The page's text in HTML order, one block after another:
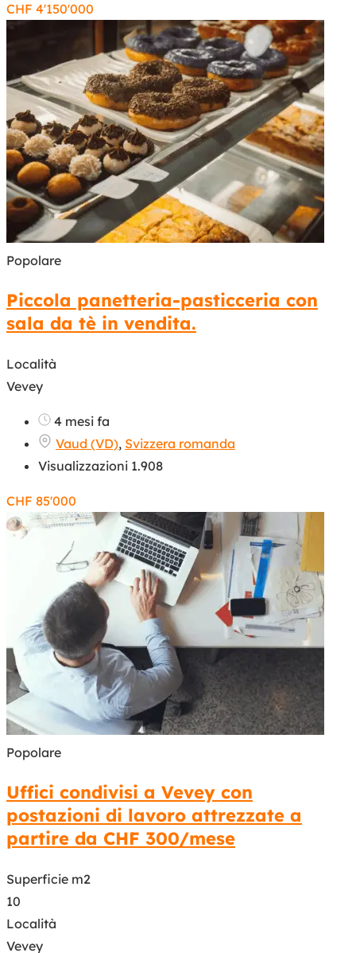
CHF 4'150'000
Popolare
Piccola panetteria-pasticceria con
sala da tè in vendita.
Località
Vevey
4 mesi fa
Vaud (VD), Svizzera romanda
Visualizzazioni 1.908
CHF 85'000
Popolare
Uffici condivisi a Vevey con
postazioni di lavoro attrezzate a
partire da CHF 300/mese
Superficie m2
10
Località
Vevey